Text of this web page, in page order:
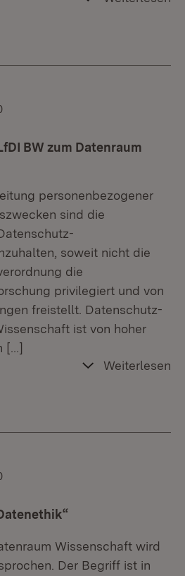
BW zum Datenraum
personenbezogener
sind die
soweit nicht die
die
privilegiert und von
freistellt. Datenschutz-
ist von hoher
[…]
Weiterlesen
Wissenschaft wird
Der Begriff ist in